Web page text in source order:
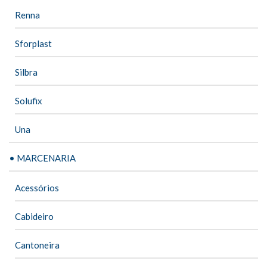
Renna
Sforplast
Silbra
Solufix
Una
• MARCENARIA
Acessórios
Cabideiro
Cantoneira